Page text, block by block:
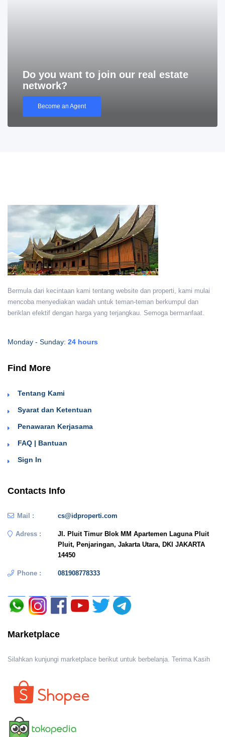
Do you want to join our real estate
network?
Become an Agent
Bermula dari kecintaan kami tentang website dan properti, kami mulai
mencoba menyediakan wadah untuk teman-teman berkumpul dan
beriklan efektif dengan harga yang terjangkau. Semoga bermanfaat.
Monday - Sunday: 24 hours
Find More
Tentang Kami
Syarat dan Ketentuan
Penawaran Kerjasama
FAQ | Bantuan
Sign In
Contacts Info
Mail : cs@idproperti.com
Adress :
Jl. Pluit Timur Blok MM Apartemen Laguna Pluit
Pluit, Penjaringan, Jakarta Utara, DKI JAKARTA
14450
Phone : 081908778333
Marketplace
Silahkan kunjungi marketplace berikut untuk berbelanja. Terima Kasih